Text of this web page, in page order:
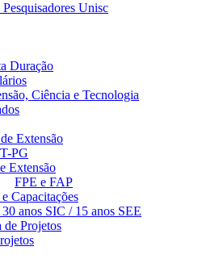
Unisc
Duração
Ciência e Tecnologia
Extensão
PG
Extensão
FPE e FAP
Capacitações
anos SIC / 15 anos SEE
de Projetos